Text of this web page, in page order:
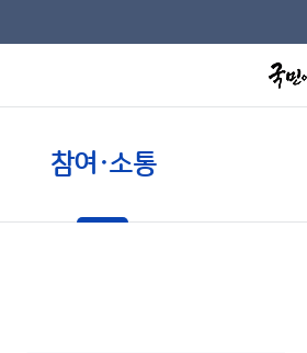
참여·소통